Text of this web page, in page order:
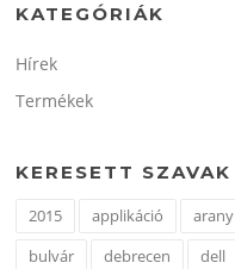
KATEGÓRIÁK
Hírek
Termékek
KERESETT SZAVAK
2015 applikáció arany
bulvár
debrecen dell